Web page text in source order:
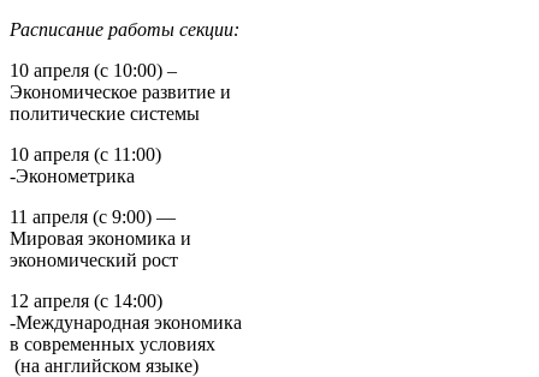
Расписание работы секции:
10 апреля (с 10:00) –
Экономическое развитие и
политические системы
10 апреля (с 11:00)
-Эконометрика
11 апреля (с 9:00) —
Мировая экономика и
экономический рост
12 апреля (с 14:00)
-Международная экономика
в современных условиях
(на английском языке)